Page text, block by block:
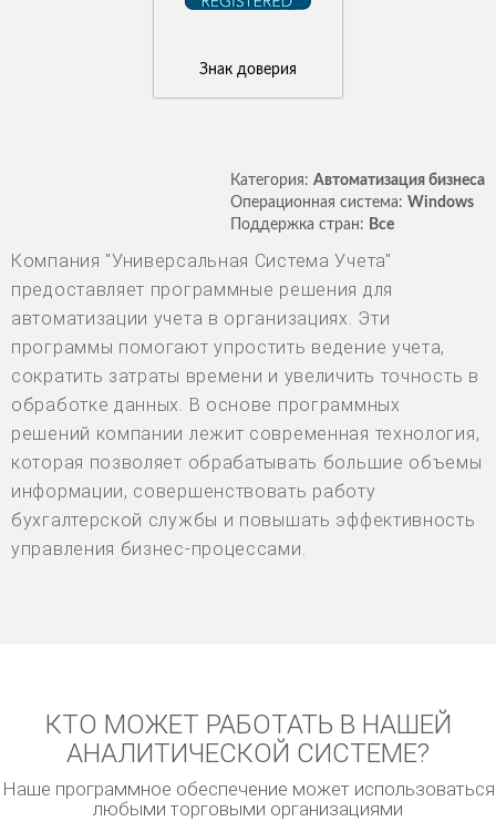
Знак доверия
Категория: Автоматизация бизнеса
Операционная система: Windows
Поддержка стран: Все
Компания "Универсальная Система Учета"
предоставляет программные решения для
автоматизации учета в организациях. Эти
программы помогают упростить ведение учета,
сократить затраты времени и увеличить точность в
обработке данных. В основе программных
решений компании лежит современная технология,
которая позволяет обрабатывать большие объемы
информации, совершенствовать работу
бухгалтерской службы и повышать эффективность
управления бизнес-процессами.
КТО МОЖЕТ РАБОТАТЬ В НАШЕЙ
АНАЛИТИЧЕСКОЙ СИСТЕМЕ?
Наше программное обеспечение может использоваться
любыми торговыми организациями